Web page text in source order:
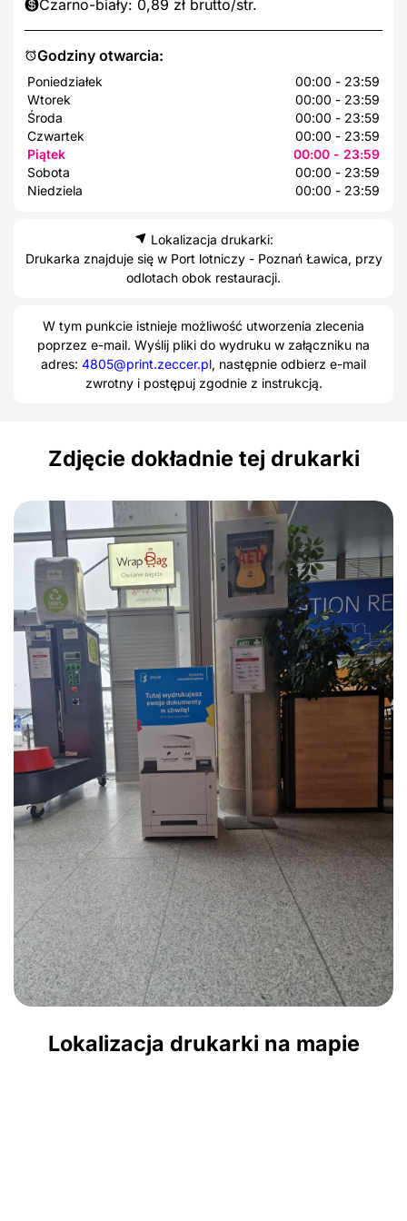
Godziny otwarcia:
Poniedziałek
00:00 - 23:59
Wtorek
00:00 - 23:59
Środa
00:00 - 23:59
Czwartek
00:00 - 23:59
Piątek
00:00 - 23:59
Sobota
00:00 - 23:59
Niedziela
00:00 - 23:59
Czarno-biały: 0,89 zł brutto/str.
Lokalizacja drukarki:
Drukarka znajduje się w Port lotniczy - Poznań Ławica, przy
odlotach obok restauracji.
W tym punkcie istnieje możliwość utworzenia zlecenia
poprzez e-mail. Wyślij pliki do wydruku w załączniku na
adres: 4805@print.zeccer.pl, następnie odbierz e-mail
zwrotny i postępuj zgodnie z instrukcją.
Zdjęcie dokładnie tej drukarki
Lokalizacja drukarki na mapie